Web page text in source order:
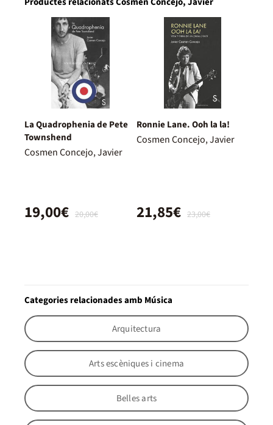
La Quadrophenia de Pete
Townshend
Cosmen Concejo, Javier
20,00€
19,00€
Ronnie Lane. Ooh la la!
Cosmen Concejo, Javier
23,00€
21,85€
Categories relacionades amb Música
Arquitectura
Arts escèniques i cinema
Belles arts